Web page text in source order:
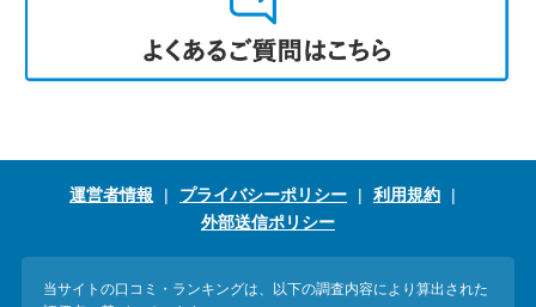
運営者情報 プライバシーポリシー
利用規約
外部送信ポリシー
当サイトの口コミ・ランキングは、以下の調査内容により算出された